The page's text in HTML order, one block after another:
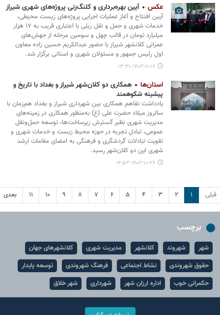
عکس آیین بهره‌برداری و کلنگ‌زنی پروژه‌های شهری شیراز
آیین افتتاح و آغاز عملیات اجرایی پروژه‌های زیست محیطی،
خدمات شهری و حمل و نقل ریلی با اعتباری قریب به ۱۷ هزار
میلیارد تومان در قالب چهل و سومین مرحله از جهش‌های
عمرانی کلانشهر شیراز با حضور عبدالکریم حسین زاده معاون
اول رئیس جمهور و مسئولان شهری و استانی برگزار شد.
۱۴۰۳-۱۱-۱۶ ۱۳:۳۰
استان‌ها
همکاری دو کلان‌شهر شیراز و بغداد با تاریخ و
پیشینه شکوهمند
یادداشت تفاهم همکاری بین شهرداری شیراز و بغداد هم‌زمان با
سالروز میلاد حضرت علی (ع) به‌منظور همکاری در زمینه‌های
مدیریت شهری نظیر گسترش زیرساخت‌ها، توسعه حمل‌ونقل
عمومی، تبادل تجربه در حوزه محیط زیست و خدمات شهری و
تقویت تبادلات گردشگری و فرهنگی به امضای مقامات ارشد
شهری این دو کلان‌شهر رسید.
۱۴۰۳-۱۰-۲۶ ۱۴:۵۳
قبلی ۱ ۲ ۳ ۴ ۵ ۶ ۷ ۸ ۹ ۱۰ ۱۱ بعدی
برچسب
شهر شهروند کلانشهر مدیریت شهری
کلانشهرهای جهان
حقوق شهروندی
نشاط اجتماعی فرهنگ شهروندی
توسعه پایدار
حکمرانی خوب
اداره ارزان شهر شهرداری شهر خلاق